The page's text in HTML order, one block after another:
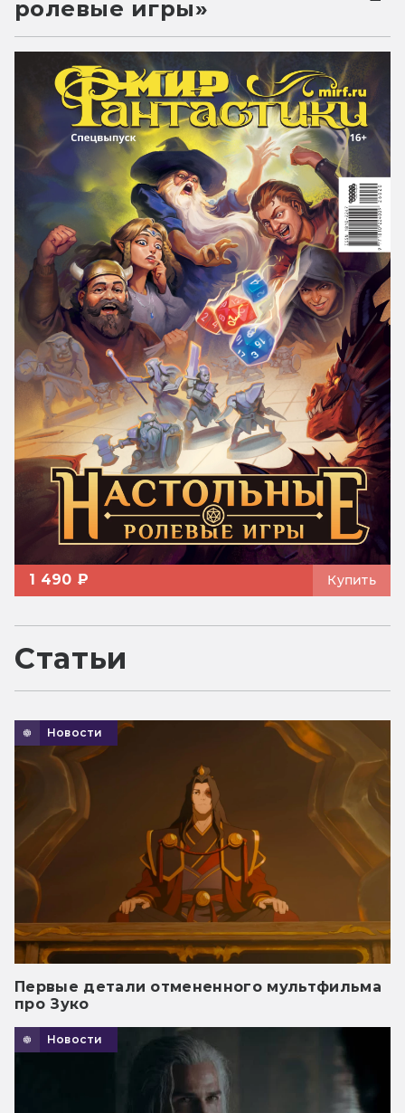
ролевые игры»
1 490 ₽ Купить
Статьи
Новости
Первые детали отмененного мультфильма
про Зуко
Новости